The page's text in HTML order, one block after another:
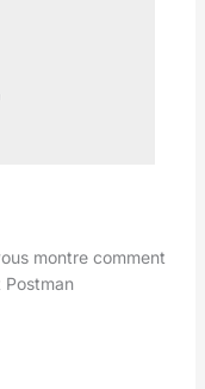
montre comment
Postman